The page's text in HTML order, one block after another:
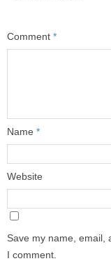
Comment *
Name *
Website
Save my name, email,
I comment.